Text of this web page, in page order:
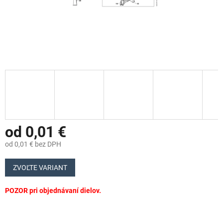
od 0,01 €
od 0,01 € bez DPH
Jednotková
cena:
ZVOĽTE VARIANT
POZOR pri objednávaní dielov.